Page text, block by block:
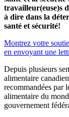
travailleur(euse)s
à dire dans la
santé et sécurité!
Montrez votre
en envoyant une
Depuis plusieurs
alimentaire
recommandées par
alimentaire du
gouvernement